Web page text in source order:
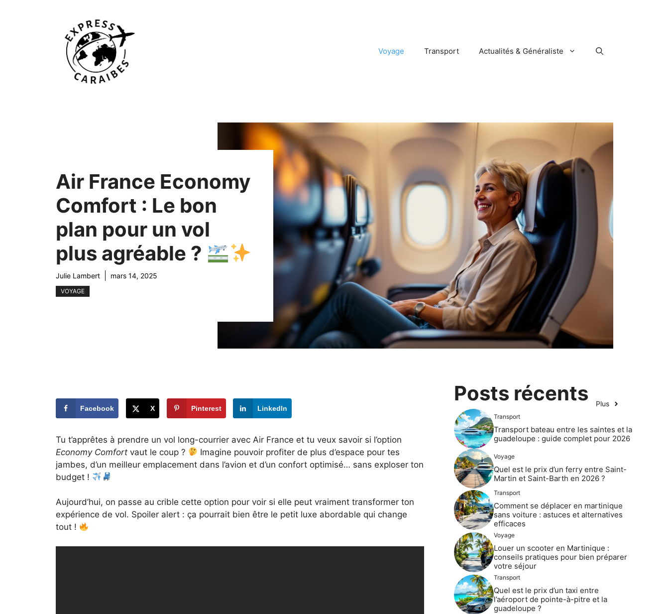
Voyage Transport Actualités & Généraliste
Air France Economy
Comfort : Le bon
plan pour un vol
plus agréable ?
Julie Lambert mars 14, 2025
VOYAGE
Facebook X Pinterest LinkedIn
Tu t’apprêtes à prendre un vol long-courrier avec Air France et tu veux savoir si l’option
Economy Comfort vaut le coup ?
Imagine pouvoir profiter de plus d’espace pour tes
jambes, d’un meilleur emplacement dans l’avion et d’un confort optimisé… sans exploser ton
budget !
Aujourd’hui, on passe au crible cette option pour voir si elle peut vraiment transformer ton
expérience de vol. Spoiler alert : ça pourrait bien être le petit luxe abordable qui change
tout !
Posts récents Plus
Transport
Transport bateau entre les saintes et la
guadeloupe : guide complet pour 2026
Voyage
Quel est le prix d’un ferry entre Saint-
Martin et Saint-Barth en 2026 ?
Transport
Comment se déplacer en martinique
sans voiture : astuces et alternatives
efficaces
Voyage
Louer un scooter en Martinique :
conseils pratiques pour bien préparer
votre séjour
Transport
Quel est le prix d’un taxi entre
l’aéroport de pointe-à-pitre et la
guadeloupe ?